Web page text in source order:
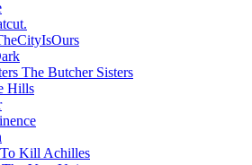
The Butcher Sisters
Hills
To Kill Achilles